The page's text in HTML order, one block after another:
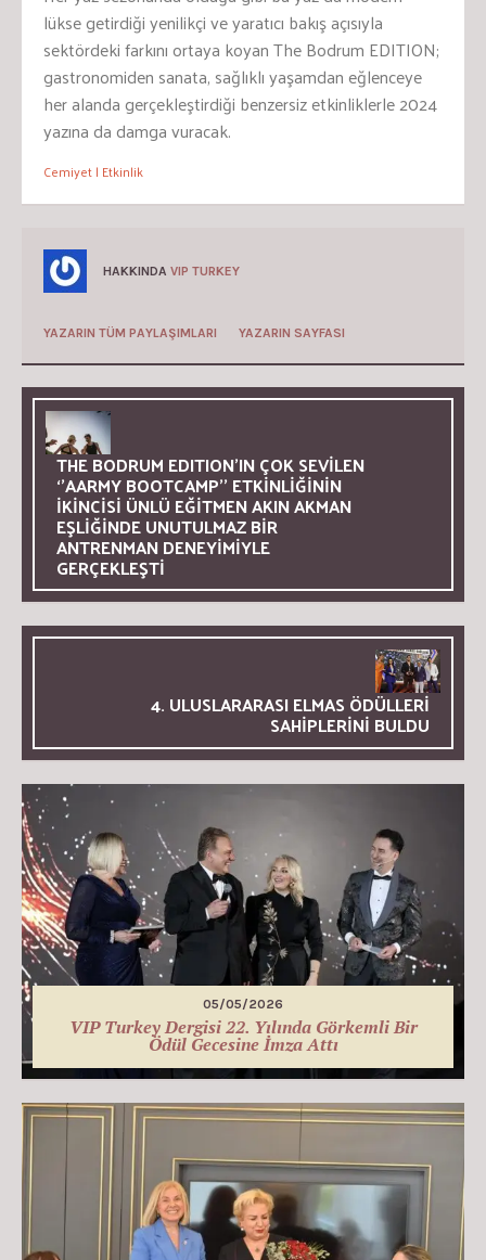
lükse getirdiği yenilikçi ve yaratıcı bakış açısıyla
sektördeki farkını ortaya koyan The Bodrum EDITION;
gastronomiden sanata, sağlıklı yaşamdan eğlenceye
her alanda gerçekleştirdiği benzersiz etkinliklerle 2024
yazına da damga vuracak.
Cemiyet | Etkinlik
HAKKINDA VIP TURKEY
YAZARIN TÜM PAYLAŞIMLARI YAZARIN SAYFASI
THE BODRUM EDITION’IN ÇOK SEVİLEN
‘’AARMY BOOTCAMP’’ ETKİNLİĞİNİN
İKİNCİSİ ÜNLÜ EĞİTMEN AKIN AKMAN
EŞLİĞİNDE UNUTULMAZ BİR
ANTRENMAN DENEYİMİYLE
GERÇEKLEŞTİ
4. ULUSLARARASI ELMAS ÖDÜLLERİ
SAHİPLERİNİ BULDU
05/05/2026
VIP Turkey Dergisi 22. Yılında Görkemli Bir
Ödül Gecesine İmza Attı